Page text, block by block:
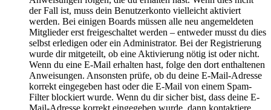
der Fall ist, muss dein Benutzerkonto vielleicht aktiviert
werden. Bei einigen Boards müssen alle neu angemeldeten
Mitglieder erst freigeschaltet werden – entweder musst du dies
selbst erledigen oder ein Administrator. Bei der Registrierung
wurde dir mitgeteilt, ob eine Aktivierung nötig ist oder nicht.
Wenn du eine E-Mail erhalten hast, folge den dort enthaltenen
Anweisungen. Ansonsten prüfe, ob du deine E-Mail-Adresse
korrekt eingegeben hast oder die E-Mail von einem Spam-
Filter blockiert wurde. Wenn du dir sicher bist, dass deine E-
Mail-Adresse korrekt eingegeben wurde, dann kontaktiere